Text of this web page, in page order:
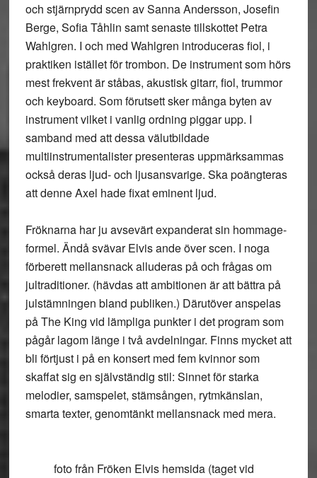
och stjärnprydd scen av Sanna Andersson, Josefin
Berge, Sofia Tåhlin samt senaste tillskottet Petra
Wahlgren. I och med Wahlgren introduceras fiol, i
praktiken istället för trombon. De instrument som hörs
mest frekvent är ståbas, akustisk gitarr, fiol, trummor
och keyboard. Som förutsett sker många byten av
instrument vilket i vanlig ordning piggar upp. I
samband med att dessa välutbildade
multiinstrumentalister presenteras uppmärksammas
också deras ljud- och ljusansvarige. Ska poängteras
att denne Axel hade fixat eminent ljud.
Fröknarna har ju avsevärt expanderat sin hommage-
formel. Ändå svävar Elvis ande över scen. I noga
förberett mellansnack alluderas på och frågas om
jultraditioner. (hävdas att ambitionen är att bättra på
julstämningen bland publiken.) Därutöver anspelas
på The King vid lämpliga punkter i det program som
pågår lagom länge i två avdelningar. Finns mycket att
bli förtjust i på en konsert med fem kvinnor som
skaffat sig en självständig stil: Sinnet för starka
melodier, samspelet, stämsången, rytmkänslan,
smarta texter, genomtänkt mellansnack med mera.
foto från Fröken Elvis hemsida (taget vid